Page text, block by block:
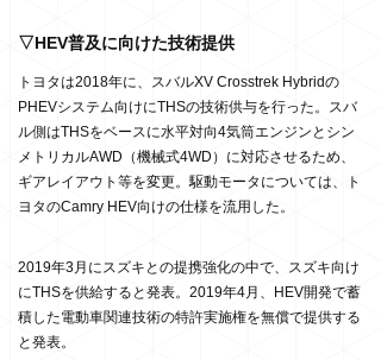
▽HEV普及に向けた技術提供
トヨタは2018年に、スバルXV Crosstrek Hybridの
PHEVシステム向けにTHSの技術供与を行った。スバ
ル側はTHSをベースに水平対向4気筒エンジンとシン
メトリカルAWD（機械式4WD）に対応させるため、
ギアレイアウト等を変更。駆動モータについては、ト
ヨタのCamry HEV向けの仕様を流用した。
2019年3月にスズキとの提携強化の中で、スズキ向け
にTHSを供給すると発表。2019年4月、HEV開発で蓄
積した電動車関連技術の特許実施権を無償で提供する
と発表。